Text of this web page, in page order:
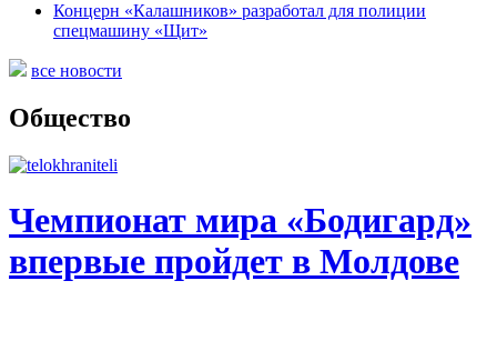
Концерн «Калашников» разработал для полиции
спецмашину «Щит»
все новости
Общество
Чемпионат мира «Бодигард»
впервые пройдет в Молдове